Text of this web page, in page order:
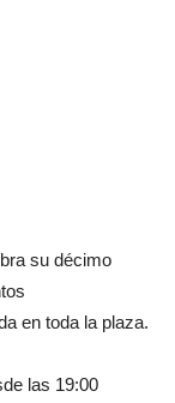
su décimo
en toda la plaza.
las 19:00